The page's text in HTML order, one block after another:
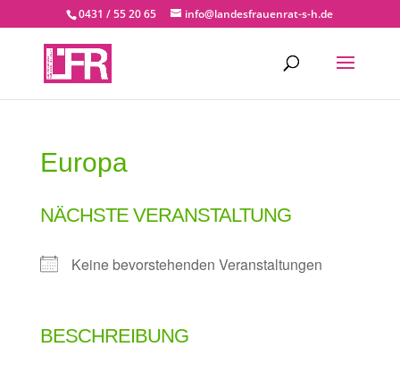
0431 / 55 20 65 info@landesfrauenrat-s-h.de
Europa
NÄCHSTE VERANSTALTUNG
Keine bevorstehenden Veranstaltungen
BESCHREIBUNG